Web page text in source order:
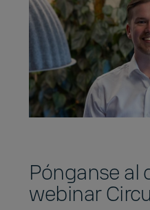
Pónganse al
webinar